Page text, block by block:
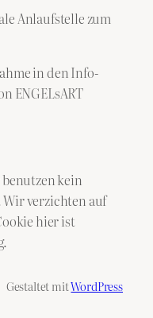
Anlaufstelle zum
in den Info-
ENGELsART
kein
verzichten auf
hier ist
Gestaltet mitWordPress